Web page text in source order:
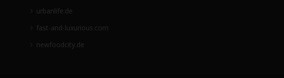
urbanlife.de
fast-and-luxurious.com
newfoodcity.de